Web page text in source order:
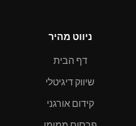
ניווט מהיר
דף הבית
שיווק דיגיטלי
קידום אורגני